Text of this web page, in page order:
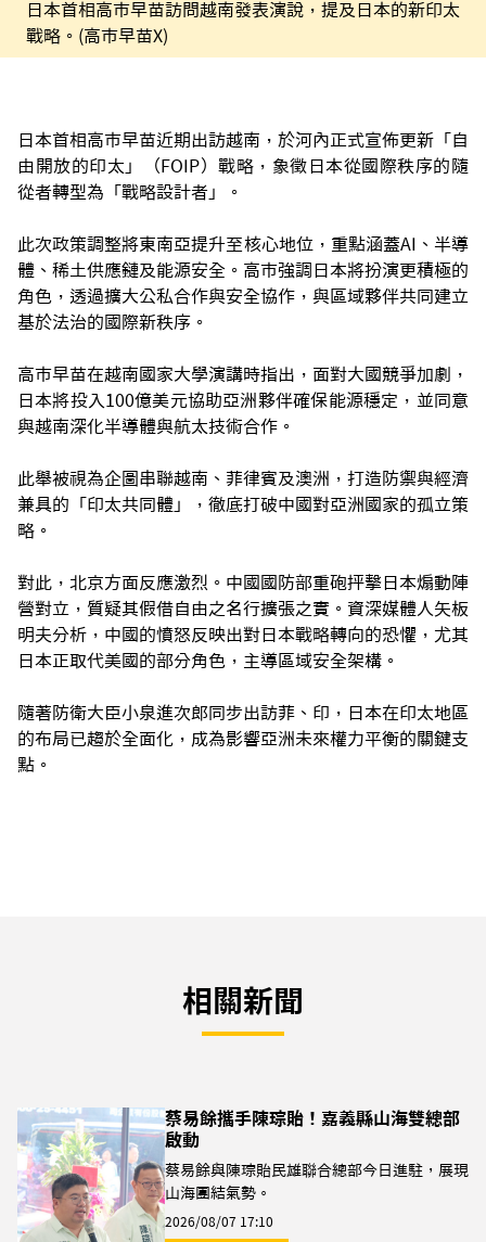
日本首相高市早苗訪問越南發表演說，提及日本的新印太
戰略。(高市早苗X)
日本首相高市早苗近期出訪越南，於河內正式宣佈更新「自
由開放的印太」（FOIP）戰略，象徵日本從國際秩序的隨
從者轉型為「戰略設計者」。
此次政策調整將東南亞提升至核心地位，重點涵蓋AI、半導
體、稀土供應鏈及能源安全。高市強調日本將扮演更積極的
角色，透過擴大公私合作與安全協作，與區域夥伴共同建立
基於法治的國際新秩序。
高市早苗在越南國家大學演講時指出，面對大國競爭加劇，
日本將投入100億美元協助亞洲夥伴確保能源穩定，並同意
與越南深化半導體與航太技術合作。
此舉被視為企圖串聯越南、菲律賓及澳洲，打造防禦與經濟
兼具的「印太共同體」，徹底打破中國對亞洲國家的孤立策
略。
對此，北京方面反應激烈。中國國防部重砲抨擊日本煽動陣
營對立，質疑其假借自由之名行擴張之實。資深媒體人矢板
明夫分析，中國的憤怒反映出對日本戰略轉向的恐懼，尤其
日本正取代美國的部分角色，主導區域安全架構。
隨著防衛大臣小泉進次郎同步出訪菲、印，日本在印太地區
的布局已趨於全面化，成為影響亞洲未來權力平衡的關鍵支
點。
相關新聞
蔡易餘攜手陳琮貽！嘉義縣山海雙總部
啟動
蔡易餘與陳琮貽民雄聯合總部今日進駐，展現
山海團結氣勢。
2026/08/07 17:10